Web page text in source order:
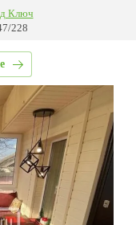
Ключ
228